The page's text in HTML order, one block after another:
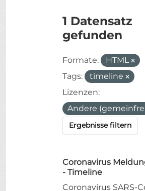
1 Datensatz
gefunden
Formate:
HTML
Tags:
timeline
Lizenzen:
Andere
Ergebnisse filtern
Coronavirus
- Timeline
Coronavirus SARS-